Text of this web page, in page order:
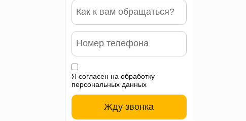
Я согласен на обработку
персональных данных
Жду звонка